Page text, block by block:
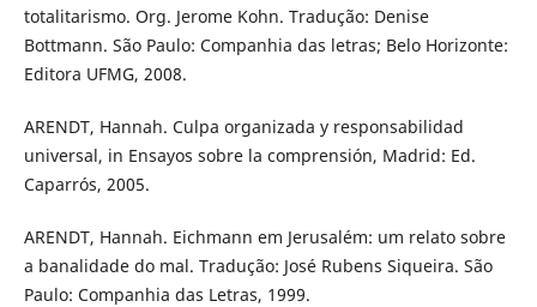
totalitarismo. Org. Jerome Kohn. Tradução: Denise
Bottmann. São Paulo: Companhia das letras; Belo Horizonte:
Editora UFMG, 2008.
ARENDT, Hannah. Culpa organizada y responsabilidad
universal, in Ensayos sobre la comprensión, Madrid: Ed.
Caparrós, 2005.
ARENDT, Hannah. Eichmann em Jerusalém: um relato sobre
a banalidade do mal. Tradução: José Rubens Siqueira. São
Paulo: Companhia das Letras, 1999.